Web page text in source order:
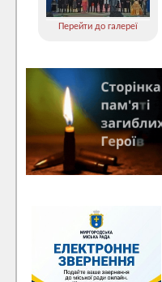
Перейти до галереї